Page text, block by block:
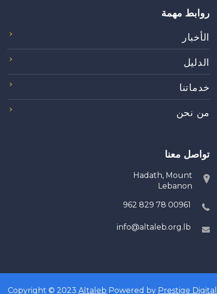
روابط مهمة
الأخبار
الدليل
خدماتنا
من نحن
تواصل معنا
Hadath, Mount
Lebanon
00961 78 829 962
info@altaleb.org.lb
Copyright © 2023 Altaleb Powered by Prestige Digital